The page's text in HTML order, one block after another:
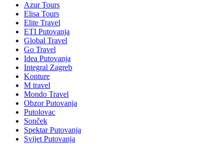
Azur Tours
Elisa Tours
Elite Travel
ETI Putovanja
Global Travel
Go Travel
Idea Putovanja
Integral Zagreb
Konture
M travel
Mondo Travel
Obzor Putovanja
Putolovac
Sonček
Spektar Putovanja
Svijet Putovanja